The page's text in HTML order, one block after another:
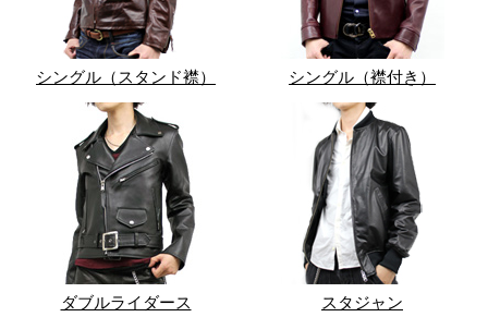
シングル（スタンド襟） シングル（襟付き）
ダブルライダース スタジャン